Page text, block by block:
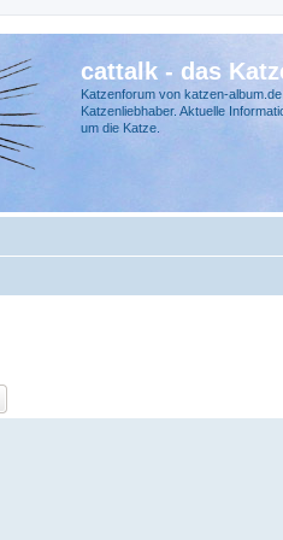
cattalk - das
Katzenforum von katzen-
Katzenliebhaber. Aktuelle
um die Katze.